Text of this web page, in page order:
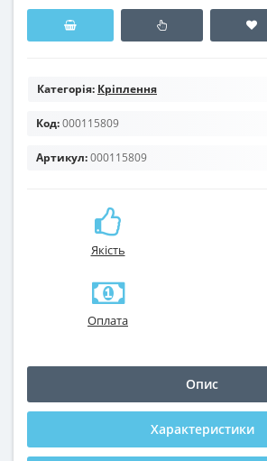
Категорія: Кріплення
Код:000115809
Артикул:000115809
Якість
Оплата
Опис
Характеристики